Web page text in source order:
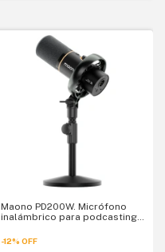
Maono PD200W. Micrófono
inalámbrico para podcasting.
profesional
-12% OFF